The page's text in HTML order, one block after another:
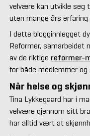
velvære kan utvikle seg
uten mange års
I dette blogginnlegget
Reformer, samarbeidet
av de riktige reformer-
for både medlemmer og
Når helse og
Tina Lykkegaard har i
velvære gjennom sitt
har alltid vært at